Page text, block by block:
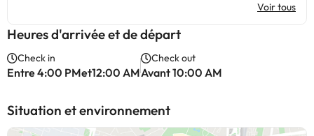
Voir tous
Heures d'arrivée et de départ
Check in
Entre 4:00 PMet12:00 AM
Check out
Avant 10:00 AM
Situation et environnement